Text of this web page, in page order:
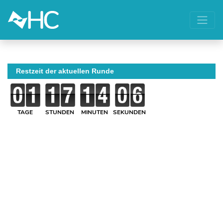
Restzeit der aktuellen Runde
TAGE STUNDEN MINUTEN SEKUNDEN